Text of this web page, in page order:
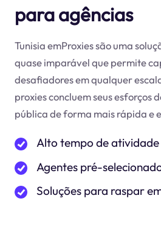
para agências
Tunisia emProxies são uma
quase imparável que permite
desafiadores em qualquer
proxies concluem seus esforços
pública de forma mais rápida e
Alto tempo de atividade
Agentes pré-
Soluções para raspar